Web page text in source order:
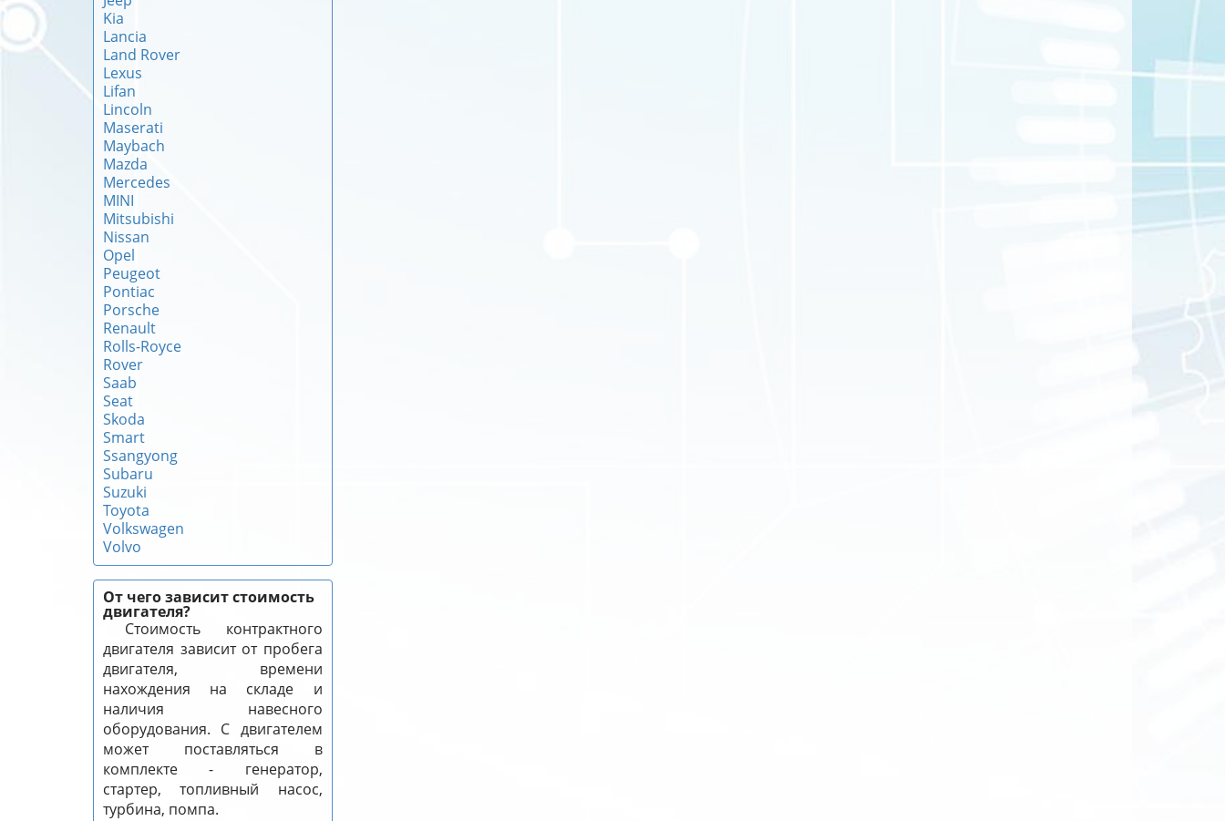
Kia
Lancia
Land Rover
Lexus
Lifan
Lincoln
Maserati
Maybach
Mazda
Mercedes
MINI
Mitsubishi
Nissan
Opel
Peugeot
Pontiac
Porsche
Renault
Rolls-Royce
Rover
Saab
Seat
Skoda
Smart
Ssangyong
Subaru
Suzuki
Toyota
Volkswagen
Volvo
От чего зависит стоимость
двигателя?
Стоимость контрактного
двигателя зависит от пробега
двигателя, времени
нахождения на складе и
наличия навесного
оборудования. С двигателем
может поставляться в
комплекте - генератор,
стартер, топливный насос,
турбина, помпа.